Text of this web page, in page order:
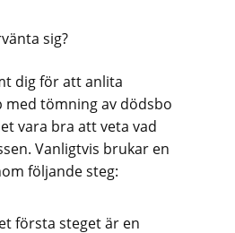
sig?
dig för att anlita
med tömning av dödsbo
vara bra att veta vad
Vanligtvis brukar en
följande steg:
första steget är en